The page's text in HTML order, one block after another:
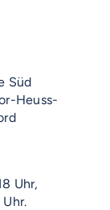
Süd
Heuss-
Uhr,